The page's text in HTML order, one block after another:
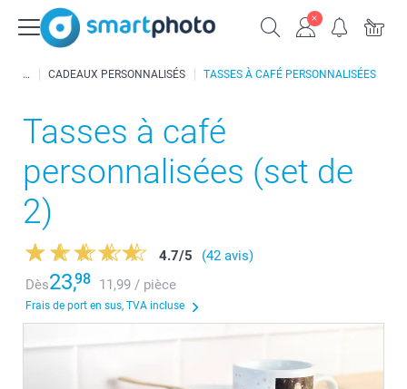
CADEAUX PERSONNALISÉS TASSES À CAFÉ PERSONNALISÉES
Tasses à café
personnalisées (set de
2)
4.7/5
(42 avis)
Dès23,98 11,99 / pièce
Frais de port en sus, TVA incluse